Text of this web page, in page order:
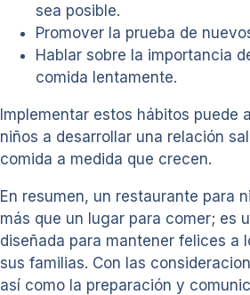
sea posible.
Promover la prueba de
Hablar sobre la importancia
comida lentamente.
Implementar estos hábitos puede
niños a desarrollar una relación
comida a medida que crecen.
En resumen, un restaurante para
más que un lugar para comer; es
diseñada para mantener felices a
sus familias. Con las
así como la preparación y